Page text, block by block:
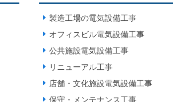
製造工場の電気設備工事
オフィスビル電気設備工事
公共施設電気設備工事
リニューアル工事
店舗・文化施設電気設備工事
保守・メンテナンス工事